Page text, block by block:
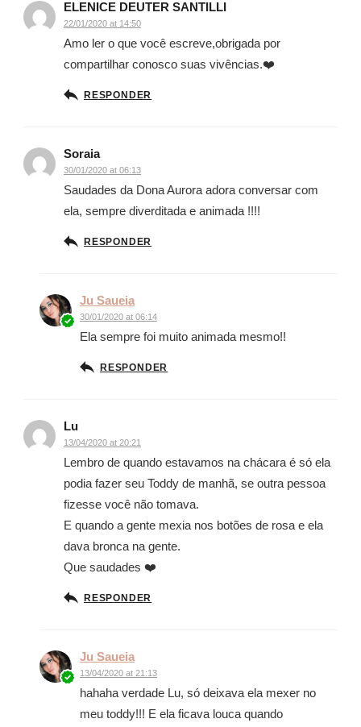
ELENICE DEUTER SANTILLI
22/01/2020 at 14:50
Amo ler o que você escreve,obrigada por
compartilhar conosco suas vivências.❤️
RESPONDER
Soraia
30/01/2020 at 06:13
Saudades da Dona Aurora adora conversar com
ela, sempre diverditada e animada !!!!
RESPONDER
Ju Saueia
30/01/2020 at 06:14
Ela sempre foi muito animada mesmo!!
RESPONDER
Lu
13/04/2020 at 20:21
Lembro de quando estavamos na chácara é só ela
podia fazer seu Toddy de manhã, se outra pessoa
fizesse você não tomava.
E quando a gente mexia nos botões de rosa e ela
dava bronca na gente.
Que saudades ❤️
RESPONDER
Ju Saueia
13/04/2020 at 21:13
hahaha verdade Lu, só deixava ela mexer no
meu toddy!!! E ela ficava louca quando